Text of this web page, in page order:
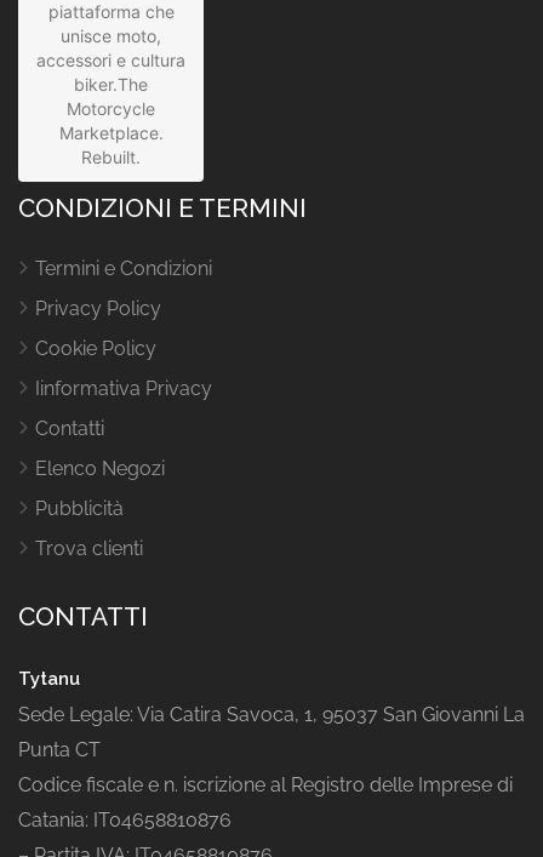
piattaforma che
unisce moto,
accessori e cultura
biker.The
Motorcycle
Marketplace.
Rebuilt.
CONDIZIONI E TERMINI
Termini e Condizioni
Privacy Policy
Cookie Policy
Iinformativa Privacy
Contatti
Elenco Negozi
Pubblicità
Trova clienti
CONTATTI
Tytanu
Sede Legale: Via Catira Savoca, 1, 95037 San Giovanni La
Punta CT
Codice fiscale e n. iscrizione al Registro delle Imprese di
Catania: IT04658810876